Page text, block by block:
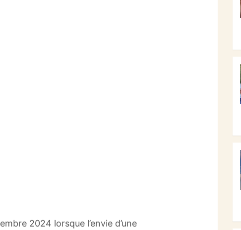
2024 lorsque l’envie d’une